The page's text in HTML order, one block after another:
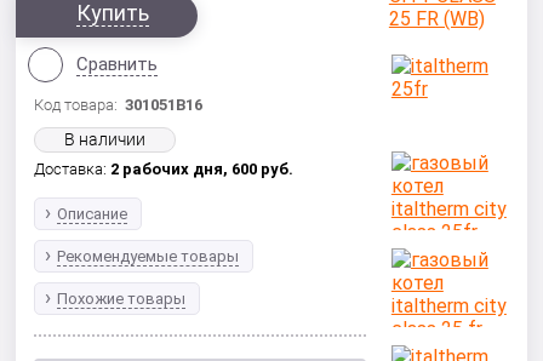
Купить
Сравнить
Код товара:301051B16
В наличии
Доставка: 2 рабочих дня, 600 руб.
Описание
Рекомендуемые товары
Похожие товары